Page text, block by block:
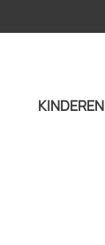
KINDEREN